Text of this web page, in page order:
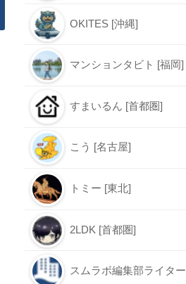
OKITES [沖縄]
マンションタビト [福岡]
すまいるん [首都圏]
こう [名古屋]
トミー [東北]
2LDK [首都圏]
スムラボ編集部ライター